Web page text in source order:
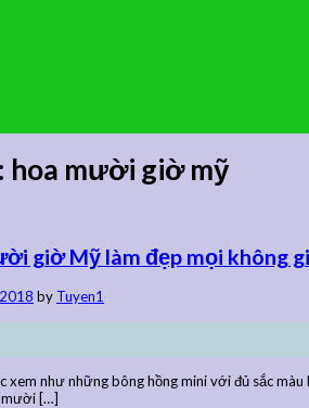
hoa mười giờ mỹ
giờ Mỹ làm đẹp mọi không
by Tuyen1
như những bông hồng mini với đủ sắc
mười […]